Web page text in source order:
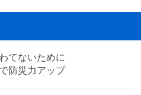
てないために
防災力アップ